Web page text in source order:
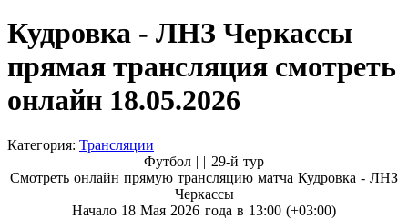
Кудровка - ЛНЗ Черкассы
прямая трансляция смотреть
онлайн 18.05.2026
Категория: Трансляции
Футбол | | 29-й тур
Смотреть онлайн прямую трансляцию матча Кудровка - ЛНЗ
Черкассы
Начало 18 Мая 2026 года в 13:00 (+03:00)